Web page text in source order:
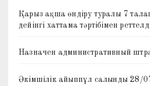
Қарыз ақша өндіру туралы 7
дейінгі хаттама тәртібімен
Назначен административный
Әкімшілік айыппұл салынды 28/